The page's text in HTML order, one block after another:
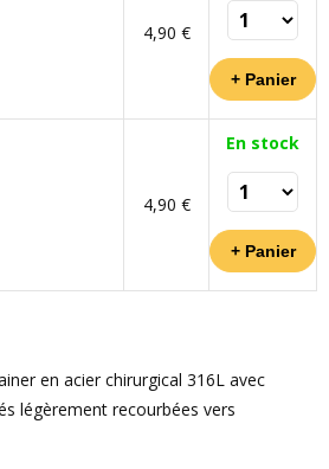
4,90 €
4,90 €
En stock
en acier chirurgical 316L avec
légèrement recourbées vers